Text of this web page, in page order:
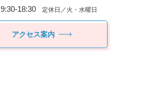
9:30-18:30定休日／火・水曜日
アクセス案内